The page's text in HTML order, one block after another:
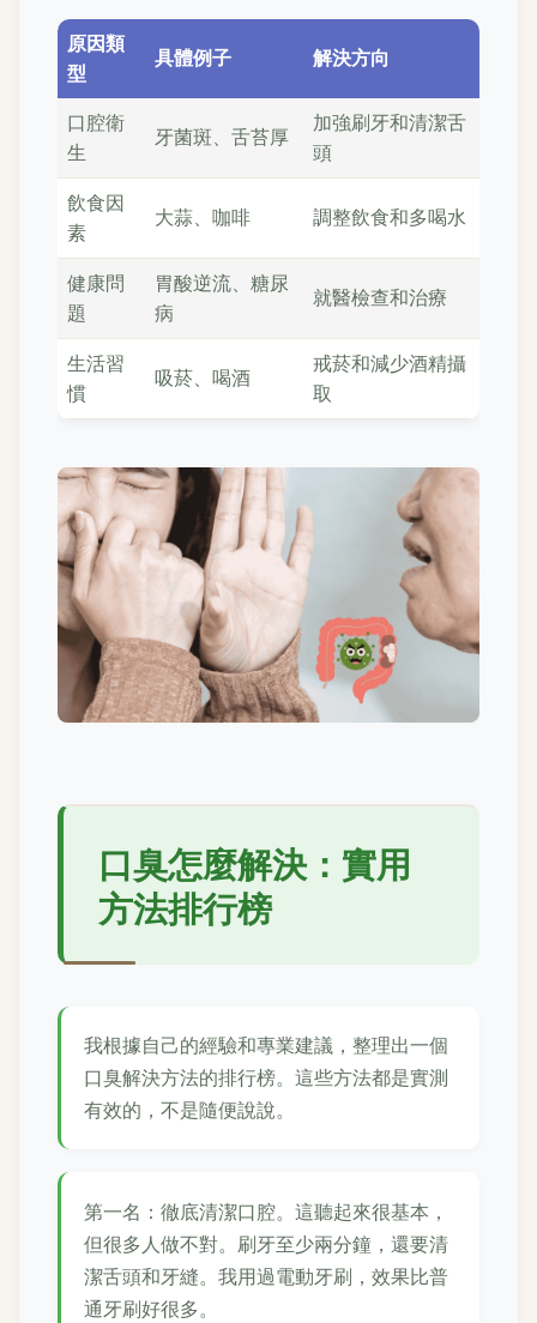
原因類
型
具體例子 解決方向
口腔衛
生
牙菌斑、舌苔厚
加強刷牙和清潔舌
頭
飲食因
素
大蒜、咖啡 調整飲食和多喝水
健康問
題
胃酸逆流、糖尿
病
就醫檢查和治療
生活習
慣
吸菸、喝酒
戒菸和減少酒精攝
取
口臭怎麼解決：實用
方法排行榜
我根據自己的經驗和專業建議，整理出一個
口臭解決方法的排行榜。這些方法都是實測
有效的，不是隨便說說。
第一名：徹底清潔口腔。這聽起來很基本，
但很多人做不對。刷牙至少兩分鐘，還要清
潔舌頭和牙縫。我用過電動牙刷，效果比普
通牙刷好很多。